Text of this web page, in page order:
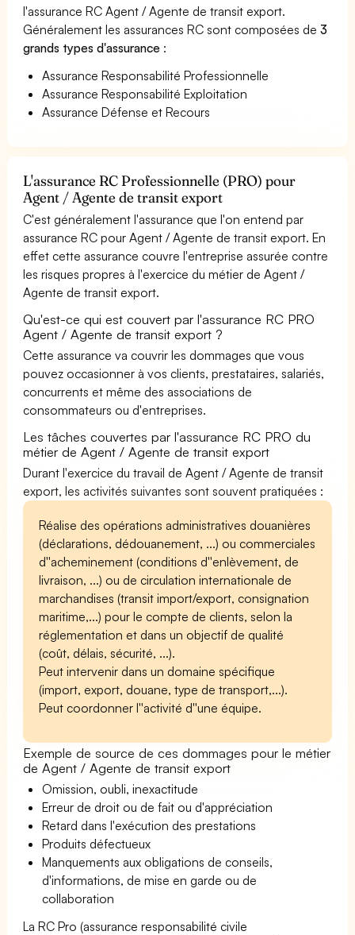
l'assurance RC Agent / Agente de transit export.
Généralement les assurances RC sont composées de3
grands types d'assurance :
Assurance Responsabilité Professionnelle
Assurance Responsabilité Exploitation
Assurance Défense et Recours
L'assurance RC Professionnelle (PRO) pour
Agent / Agente de transit export
C'est généralement l'assurance que l'on entend par
assurance RC pour Agent / Agente de transit export. En
effet cette assurance couvre l'entreprise assurée contre
les risques propres à l'exercice du métier de Agent /
Agente de transit export.
Qu'est-ce qui est couvert par l'assurance RC PRO
Agent / Agente de transit export ?
Cette assurance va couvrir les dommages que vous
pouvez occasionner à vos clients, prestataires, salariés,
concurrents et même des associations de
consommateurs ou d'entreprises.
Les tâches couvertes par l'assurance RC PRO du
métier de Agent / Agente de transit export
Durant l'exercice du travail de Agent / Agente de transit
export, les activités suivantes sont souvent pratiquées :
Réalise des opérations administratives douanières
(déclarations, dédouanement, ...) ou commerciales
d''acheminement (conditions d''enlèvement, de
livraison, ...) ou de circulation internationale de
marchandises (transit import/export, consignation
maritime,...) pour le compte de clients, selon la
réglementation et dans un objectif de qualité
(coût, délais, sécurité, ...).
Peut intervenir dans un domaine spécifique
(import, export, douane, type de transport,...).
Peut coordonner l''activité d''une équipe.
Exemple de source de ces dommages pour le métier
de Agent / Agente de transit export
Omission, oubli, inexactitude
Erreur de droit ou de fait ou d'appréciation
Retard dans l'exécution des prestations
Produits défectueux
Manquements aux obligations de conseils,
d'informations, de mise en garde ou de
collaboration
La RC Pro (assurance responsabilité civile